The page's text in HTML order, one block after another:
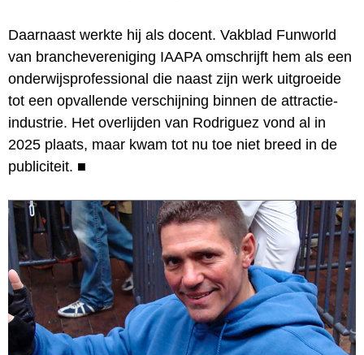
Daarnaast werkte hij als docent. Vakblad Funworld
van branchevereniging IAAPA omschrijft hem als een
onderwijsprofessional die naast zijn werk uitgroeide
tot een opvallende verschijning binnen de attractie-
industrie. Het overlijden van Rodriguez vond al in
2025 plaats, maar kwam tot nu toe niet breed in de
publiciteit. ■